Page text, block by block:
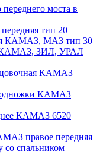
моста в
тип 20
КАМАЗ, МАЗ тип 30
КАМАЗ, ЗИЛ, УРАЛ
КАМАЗ
КАМАЗ
КАМАЗ 6520
правое передняя
со спальником